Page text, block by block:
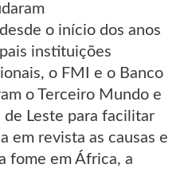
o início dos anos
instituições
o FMI e o Banco
o Terceiro Mundo e
de Leste para facilitar
em revista as causas e
fome em África, a